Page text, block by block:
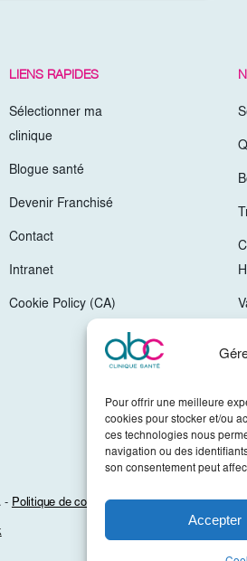
Pour offrir une meilleure
cookies pour stocker et/ou
ces technologies nous
navigation ou des
son consentement peut
Accepter
LIENS RAPIDES
Sélectionner ma
clinique
Blogue santé
Devenir Franchisé
Contact
Intranet
Cookie Policy (CA)
- Politique de confidentialité